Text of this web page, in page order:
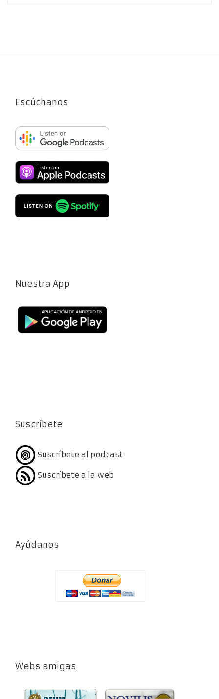
Escúchanos
Nuestra App
Suscríbete
Suscríbete al podcast
Suscríbete a la web
Ayúdanos
Webs amigas